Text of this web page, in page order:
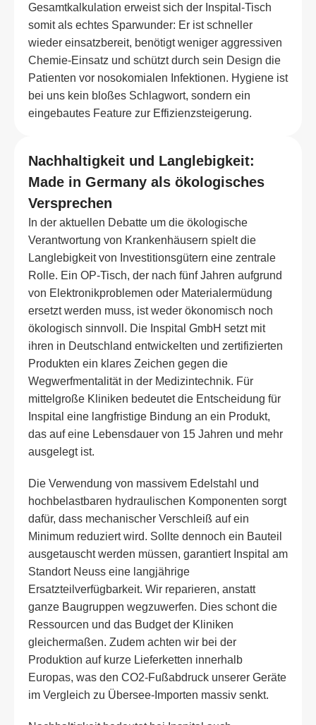
Gesamtkalkulation erweist sich der Inspital-Tisch
somit als echtes Sparwunder: Er ist schneller
wieder einsatzbereit, benötigt weniger aggressiven
Chemie-Einsatz und schützt durch sein Design die
Patienten vor nosokomialen Infektionen. Hygiene ist
bei uns kein bloßes Schlagwort, sondern ein
eingebautes Feature zur Effizienzsteigerung.
Nachhaltigkeit und Langlebigkeit:
Made in Germany als ökologisches
Versprechen
In der aktuellen Debatte um die ökologische
Verantwortung von Krankenhäusern spielt die
Langlebigkeit von Investitionsgütern eine zentrale
Rolle. Ein OP-Tisch, der nach fünf Jahren aufgrund
von Elektronikproblemen oder Materialermüdung
ersetzt werden muss, ist weder ökonomisch noch
ökologisch sinnvoll. Die Inspital GmbH setzt mit
ihren in Deutschland entwickelten und zertifizierten
Produkten ein klares Zeichen gegen die
Wegwerfmentalität in der Medizintechnik. Für
mittelgroße Kliniken bedeutet die Entscheidung für
Inspital eine langfristige Bindung an ein Produkt,
das auf eine Lebensdauer von 15 Jahren und mehr
ausgelegt ist.
Die Verwendung von massivem Edelstahl und
hochbelastbaren hydraulischen Komponenten sorgt
dafür, dass mechanischer Verschleiß auf ein
Minimum reduziert wird. Sollte dennoch ein Bauteil
ausgetauscht werden müssen, garantiert Inspital am
Standort Neuss eine langjährige
Ersatzteilverfügbarkeit. Wir reparieren, anstatt
ganze Baugruppen wegzuwerfen. Dies schont die
Ressourcen und das Budget der Kliniken
gleichermaßen. Zudem achten wir bei der
Produktion auf kurze Lieferketten innerhalb
Europas, was den CO2-Fußabdruck unserer Geräte
im Vergleich zu Übersee-Importen massiv senkt.